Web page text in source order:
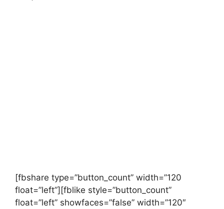
[fbshare type=”button_count” width=”120
float=”left”][fblike style=”button_count”
float=”left” showfaces=”false” width=”120″